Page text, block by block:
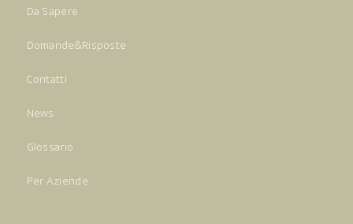
Da Sapere
Domande&Risposte
Contatti
News
Glossario
Per Aziende